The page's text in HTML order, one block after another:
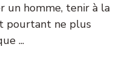
un homme, tenir à la
pourtant ne plus
...